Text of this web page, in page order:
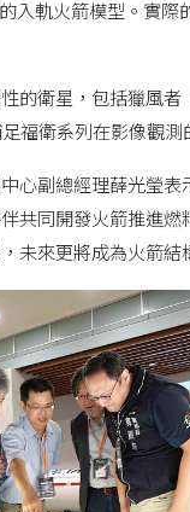
入軌火箭模型。實
的衛星，包括獵風
福衛系列在影像觀測
心副總經理薛光瑩
共同開發火箭推進
未來更將成為火箭結